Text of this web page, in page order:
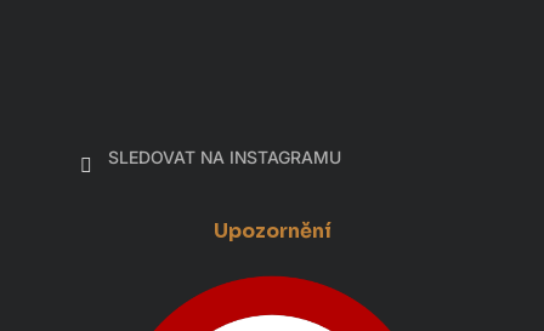
SLEDOVAT NA INSTAGRAMU
Upozornění